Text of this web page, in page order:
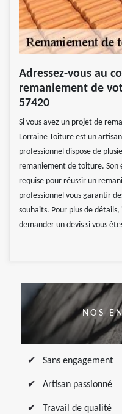
Adressez-vous au
remaniement de
57420
Si vous avez un projet de
Lorraine Toiture est un
professionnel dispose de
remaniement de toiture. Son
requise pour réussir un
professionnel vous garantir
souhaits. Pour plus de
demander un devis si vous
NOS
Sans engagement
Artisan passionné
Travail de qualité